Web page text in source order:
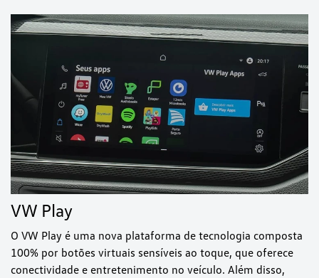
VW Play
O VW Play é uma nova plataforma de tecnologia composta
100% por botões virtuais sensíveis ao toque, que oferece
conectividade e entretenimento no veículo. Além disso,